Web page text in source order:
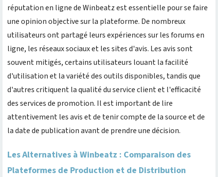
réputation en ligne de Winbeatz est essentielle pour se faire
une opinion objective sur la plateforme. De nombreux
utilisateurs ont partagé leurs expériences sur les forums en
ligne, les réseaux sociaux et les sites d'avis. Les avis sont
souvent mitigés, certains utilisateurs louant la facilité
d'utilisation et la variété des outils disponibles, tandis que
d'autres critiquent la qualité du service client et l'efficacité
des services de promotion. Il est important de lire
attentivement les avis et de tenir compte de la source et de
la date de publication avant de prendre une décision.
Les Alternatives à Winbeatz : Comparaison des
Plateformes de Production et de Distribution